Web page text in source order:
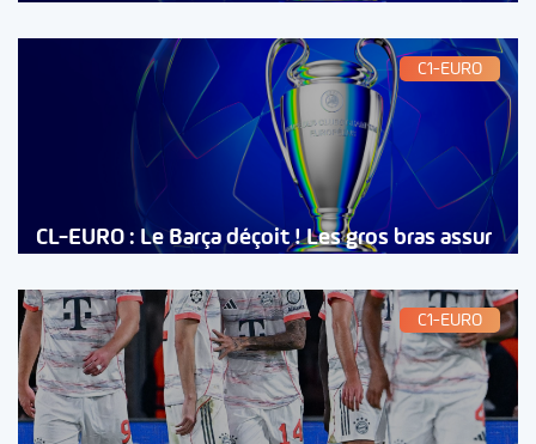
C1-EURO
CL-EURO : Le Barça déçoit ! Les gros bras assur
C1-EURO